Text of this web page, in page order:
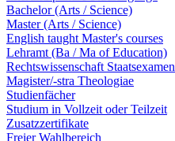
Bachelor (Arts / Science)
Master (Arts / Science)
English taught Master's courses
Lehramt (Ba / Ma of Education)
Rechtswissenschaft Staatsexamen
Magister/-stra Theologiae
Studienfächer
Studium in Vollzeit oder Teilzeit
Zusatzzertifikate
Freier Wahlbereich